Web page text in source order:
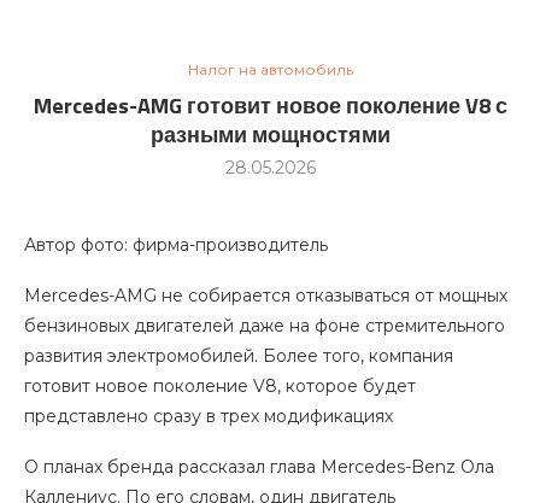
Налог на автомобиль
Mercedes-AMG готовит новое поколение V8 с
разными мощностями
28.05.2026
Автор фото: фирма-производитель
Mercedes-AMG не собирается отказываться от мощных
бензиновых двигателей даже на фоне стремительного
развития электромобилей. Более того, компания
готовит новое поколение V8, которое будет
представлено сразу в трех модификациях
О планах бренда рассказал глава Mercedes-Benz Ола
Каллениус. По его словам, один двигатель